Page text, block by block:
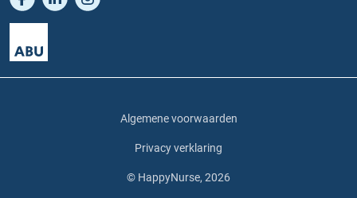
Algemene voorwaarden
Privacy verklaring
© HappyNurse, 2026